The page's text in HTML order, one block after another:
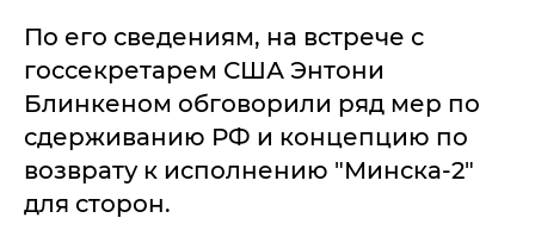
По его сведениям, на встрече с
госсекретарем США Энтони
Блинкеном обговорили ряд мер по
сдерживанию РФ и концепцию по
возврату к исполнению "Минска-2"
для сторон.